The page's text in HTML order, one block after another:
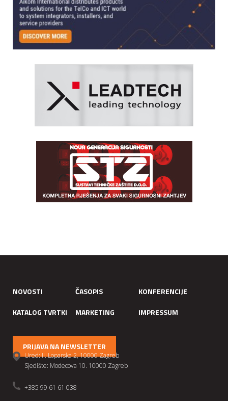
NOVOSTI ČASOPIS
KONFERENCIJE
KATALOG TVRTKI
MARKETING IMPRESSUM
PRIJAVA NA NEWSLETTER
Ured: II. Loparska 2, 10000 Zagreb
Sjedište: Modecova 10. 10000 Zagreb
+385 99 61 61 038